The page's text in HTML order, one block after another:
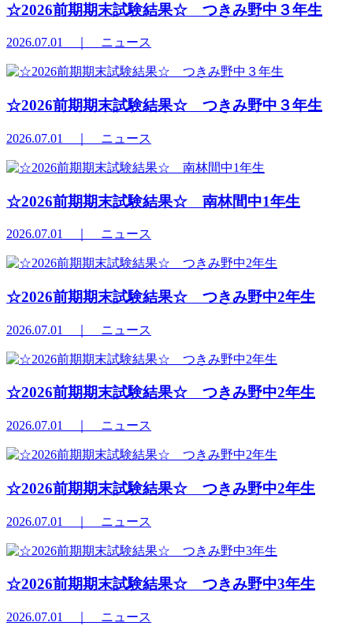
☆2026前期期末試験結果☆ つきみ野中３年生
2026.07.01 ｜ ニュース
☆2026前期期末試験結果☆ つきみ野中３年生
2026.07.01 ｜ ニュース
☆2026前期期末試験結果☆ 南林間中1年生
2026.07.01 ｜ ニュース
☆2026前期期末試験結果☆ つきみ野中2年生
2026.07.01 ｜ ニュース
☆2026前期期末試験結果☆ つきみ野中2年生
2026.07.01 ｜ ニュース
☆2026前期期末試験結果☆ つきみ野中2年生
2026.07.01 ｜ ニュース
☆2026前期期末試験結果☆ つきみ野中3年生
2026.07.01 ｜ ニュース